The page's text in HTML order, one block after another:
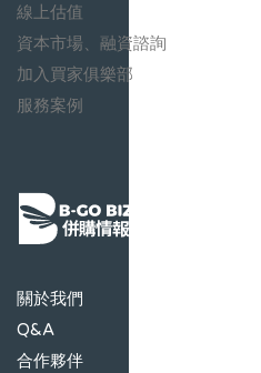
關於我們
Q&A
合作夥伴
線上估值
資本市場、融資諮詢
加入買家俱樂部
服務案例